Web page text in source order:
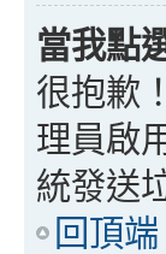
當我點
很抱歉
理員啟
統發送
回頂端